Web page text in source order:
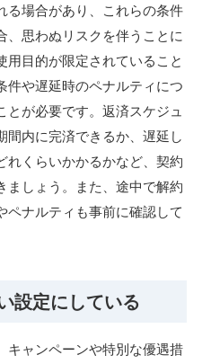
る場合があり、これらの条件
、思わぬリスクを伴うことに
用目的が限定されていること
件や遅延時のペナルティにつ
とが必要です。返済スケジュ
間内に完済できるか、遅延し
れくらいかかるかなど、契約
ましょう。また、途中で解約
ペナルティも事前に確認して
設定にしている
キャンペーンや特別な優遇措